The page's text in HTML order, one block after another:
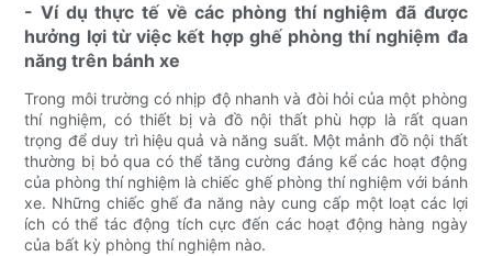
- Ví dụ thực tế về các phòng thí nghiệm đã được
hưởng lợi từ việc kết hợp ghế phòng thí nghiệm đa
năng trên bánh xe
Trong môi trường có nhịp độ nhanh và đòi hỏi của một phòng
thí nghiệm, có thiết bị và đồ nội thất phù hợp là rất quan
trọng để duy trì hiệu quả và năng suất. Một mảnh đồ nội thất
thường bị bỏ qua có thể tăng cường đáng kể các hoạt động
của phòng thí nghiệm là chiếc ghế phòng thí nghiệm với bánh
xe. Những chiếc ghế đa năng này cung cấp một loạt các lợi
ích có thể tác động tích cực đến các hoạt động hàng ngày
của bất kỳ phòng thí nghiệm nào.